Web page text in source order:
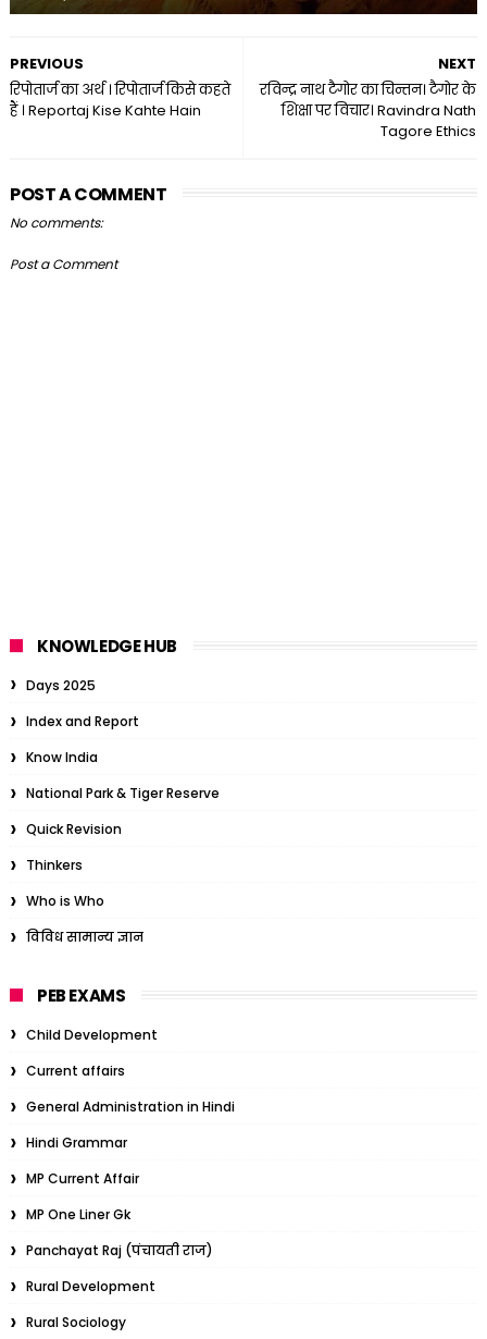
NEXT
रविन्द्र नाथ टैगोर का चिन्तन। टैगोर के
शिक्षा पर विचार। Ravindra Nath
Tagore Ethics
PREVIOUS
रिपोतार्ज का अर्थ । रिपोतार्ज किसे कहते
हैं । Reportaj Kise Kahte Hain
POST A COMMENT
No comments:
Post a Comment
KNOWLEDGE HUB
Days 2025
Index and Report
Know India
National Park & Tiger Reserve
Quick Revision
Thinkers
Who is Who
विविध सामान्य ज्ञान
PEB EXAMS
Child Development
Current affairs
General Administration in Hindi
Hindi Grammar
MP Current Affair
MP One Liner Gk
Panchayat Raj (पंचायती राज)
Rural Development
Rural Sociology